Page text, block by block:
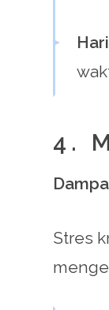
4.
Stres